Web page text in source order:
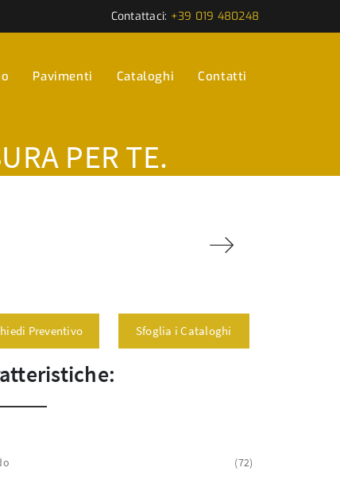
Contattaci: +39 019 480248
Pavimenti Cataloghi Contatti
PER TE.
Preventivo Sfoglia i Cataloghi
72